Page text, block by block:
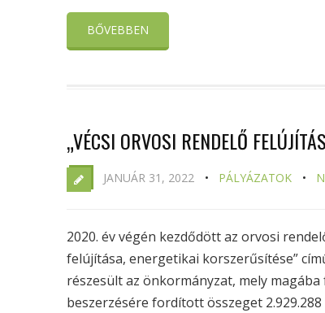
BŐVEBBEN
„VÉCSI ORVOSI RENDELŐ
JANUÁR 31, 2022 PÁLYÁZATOK
2020. év végén kezdődött az orvosi
felújítása, energetikai korszerűsítése”
részesült az önkormányzat, mely
beszerzésére fordított összeget